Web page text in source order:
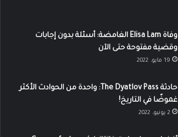
وفاة Elisa Lam الغامضة: أسئلة بدون إجابات
وقضية مفتوحة حتى الآن
19 مايو، 2022
حادثة The Dyatlov Pass: واحدة من الحوادث الأكثر
غموضًا في التاريخ!
2 يونيو، 2022